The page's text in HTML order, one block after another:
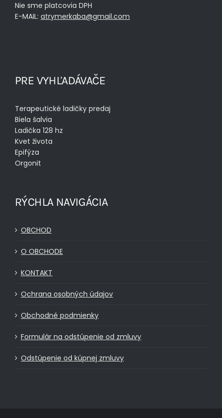
Nie sme platcovia DPH
E-MAIL: atrymerkaba@gmail.com
PRE VYHĽADÁVAČE
Terapeutické ladičky predaj
Biela šalvia
Ladička 128 hz
Kvet života
Epifýza
Orgonit
RÝCHLA NAVIGÁCIA
OBCHOD
O OBCHODE
KONTAKT
Ochrana osobných údajov
Obchodné podmienky
Formulár na odstúpenie od zmluvy
Odstúpenie od kúpnej zmluvy